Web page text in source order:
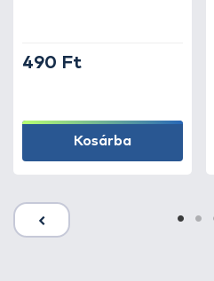
490 Ft
Kosárba